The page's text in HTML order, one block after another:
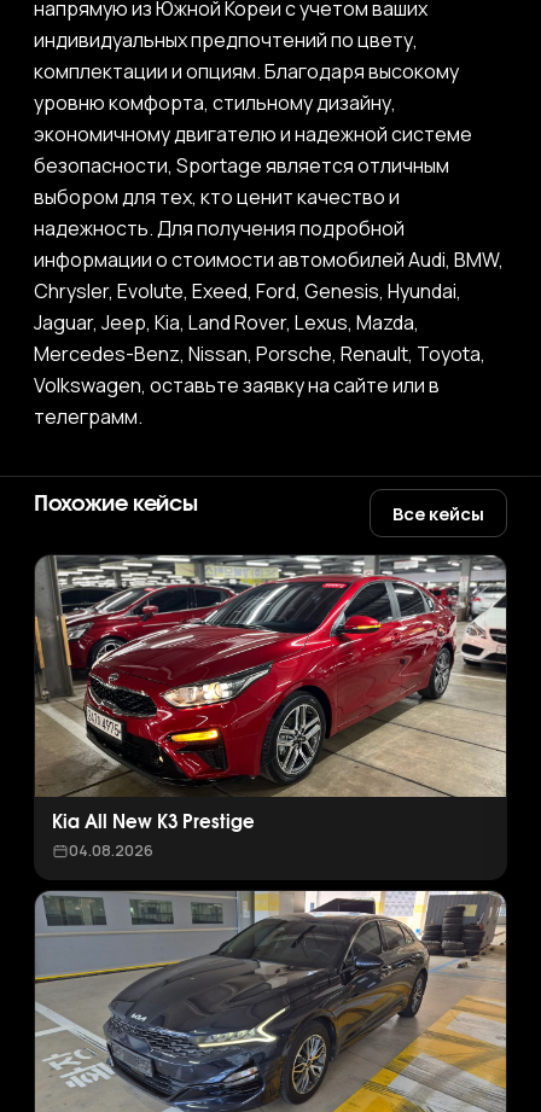
напрямую из Южной Кореи с учетом ваших
индивидуальных предпочтений по цвету,
комплектации и опциям. Благодаря высокому
уровню комфорта, стильному дизайну,
экономичному двигателю и надежной системе
безопасности, Sportage является отличным
выбором для тех, кто ценит качество и
надежность. Для получения подробной
информации о стоимости автомобилей Audi, BMW,
Chrysler, Evolute, Exeed, Ford, Genesis, Hyundai,
Jaguar, Jeep, Kia, Land Rover, Lexus, Mazda,
Mercedes-Benz, Nissan, Porsche, Renault, Toyota,
Volkswagen, оставьте заявку на сайте или в
телеграмм.
Похожие кейсы Все кейсы
Kia All New K3 Prestige
04.08.2026